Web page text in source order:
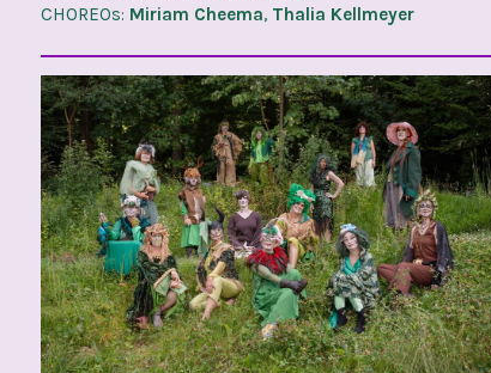
CHOREOs: Miriam Cheema, Thalia Kellmeyer